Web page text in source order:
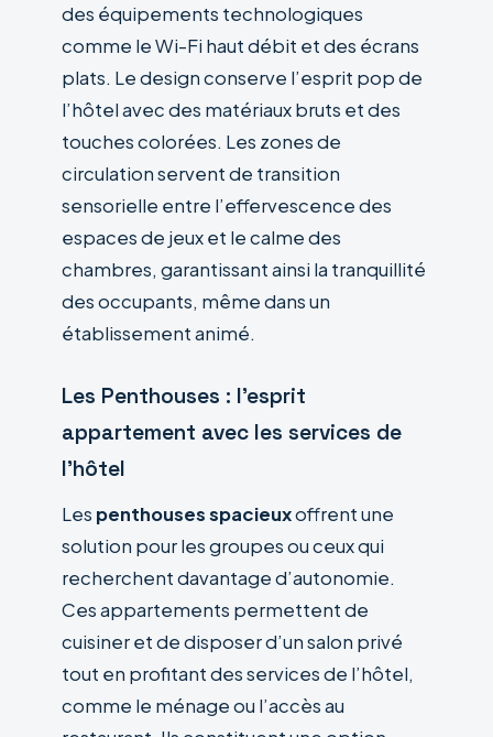
des équipements technologiques
comme le Wi-Fi haut débit et des écrans
plats. Le design conserve l’esprit pop de
l’hôtel avec des matériaux bruts et des
touches colorées. Les zones de
circulation servent de transition
sensorielle entre l’effervescence des
espaces de jeux et le calme des
chambres, garantissant ainsi la tranquillité
des occupants, même dans un
établissement animé.
Les Penthouses : l’esprit
appartement avec les services de
l’hôtel
Les penthouses spacieuxoffrent une
solution pour les groupes ou ceux qui
recherchent davantage d’autonomie.
Ces appartements permettent de
cuisiner et de disposer d’un salon privé
tout en profitant des services de l’hôtel,
comme le ménage ou l’accès au